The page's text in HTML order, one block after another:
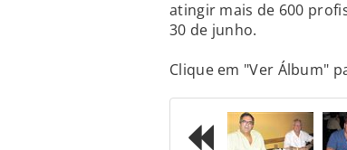
atingir mais de 600
30 de junho.
Clique em "Ver Álbum"